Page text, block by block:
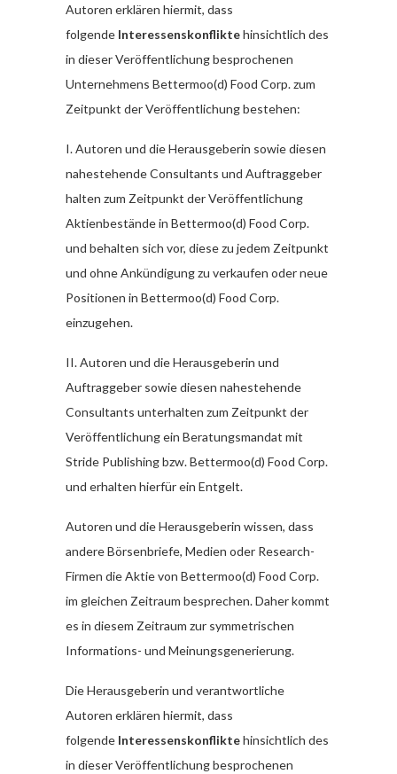
Autoren erklären hiermit, dass
folgende Interessenskonfliktehinsichtlich des
in dieser Veröffentlichung besprochenen
Unternehmens Bettermoo(d) Food Corp. zum
Zeitpunkt der Veröffentlichung bestehen:
I. Autoren und die Herausgeberin sowie diesen
nahestehende Consultants und Auftraggeber
halten zum Zeitpunkt der Veröffentlichung
Aktienbestände in Bettermoo(d) Food Corp.
und behalten sich vor, diese zu jedem Zeitpunkt
und ohne Ankündigung zu verkaufen oder neue
Positionen in Bettermoo(d) Food Corp.
einzugehen.
II. Autoren und die Herausgeberin und
Auftraggeber sowie diesen nahestehende
Consultants unterhalten zum Zeitpunkt der
Veröffentlichung ein Beratungsmandat mit
Stride Publishing bzw. Bettermoo(d) Food Corp.
und erhalten hierfür ein Entgelt.
Autoren und die Herausgeberin wissen, dass
andere Börsenbriefe, Medien oder Research-
Firmen die Aktie von Bettermoo(d) Food Corp.
im gleichen Zeitraum besprechen. Daher kommt
es in diesem Zeitraum zur symmetrischen
Informations- und Meinungsgenerierung.
Die Herausgeberin und verantwortliche
Autoren erklären hiermit, dass
folgende Interessenskonfliktehinsichtlich des
in dieser Veröffentlichung besprochenen